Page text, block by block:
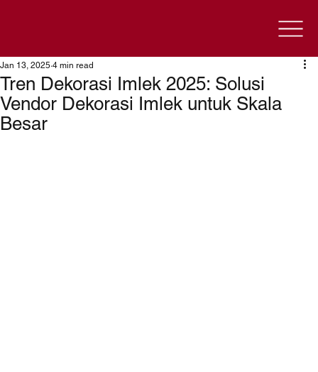
Tren Dekorasi Imlek 2025: Solusi
Vendor Dekorasi Imlek untuk Skala
Besar
Jan 13, 2025 4 min read